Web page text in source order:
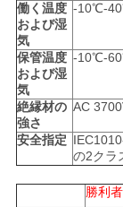
働く温度
および湿
気
-10℃-
保管温度
および湿
気
-10℃-
絶縁材の
強さ
AC
安全指定
の2クラ
勝利